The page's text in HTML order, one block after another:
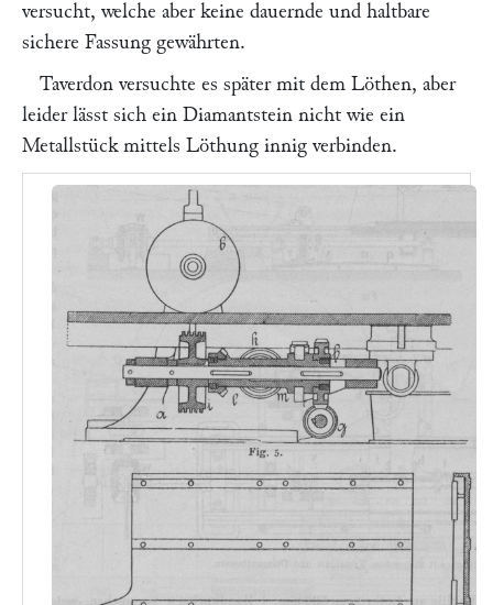
versucht, welche aber keine dauernde und haltbare
sichere Fassung gewährten.
Taverdon versuchte es später mit dem Löthen, aber
leider lässt sich ein Diamantstein nicht wie ein
Metallstück mittels Löthung innig verbinden.